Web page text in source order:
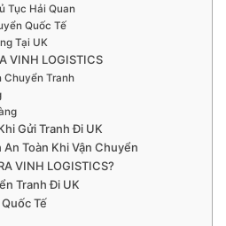
Tục Hải Quan
Quốc Tế
Tại UK
VINH LOGISTICS
Chuyển Tranh
Gửi Tranh Đi UK
Toàn Khi Vận Chuyển
VINH LOGISTICS?
Tranh Đi UK
Tế